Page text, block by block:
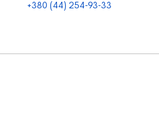
+380 (44) 254-93-33